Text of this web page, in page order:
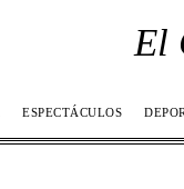
El
ESPECTÁCULOS